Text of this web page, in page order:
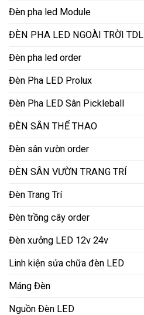
Đèn pha led Module
ĐÈN PHA LED NGOÀI TRỜI TDL
Đèn pha led order
Đèn Pha LED Prolux
Đèn Pha LED Sân Pickleball
ĐÈN SÂN THỂ THAO
Đèn sân vườn order
ĐÈN SÂN VƯỜN TRANG TRÍ
Đèn Trang Trí
Đèn trồng cây order
Đèn xưởng LED 12v 24v
Linh kiện sửa chữa đèn LED
Máng Đèn
Nguồn Đèn LED